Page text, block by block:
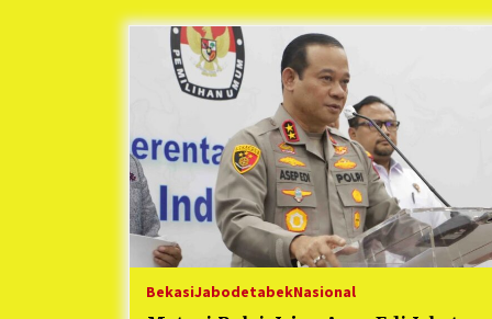
Berjalan Sukses
5 bulan ago
Kartini Penggerak Lingkungan dari
Sampah Bukit Berlian
1 tahun ago
Ucapan Terimakasih Ketua Umum
Jurpala Indonesia dan KOSMI
Indonesia Atas Respon Cepat Polres
Metro Bekasi dan Polsek Cikarang
Timur yang Tangkap Oknum
Terkait Pengusiran Pendirian
1 tahun ago
BekasiJabodetabekNasional